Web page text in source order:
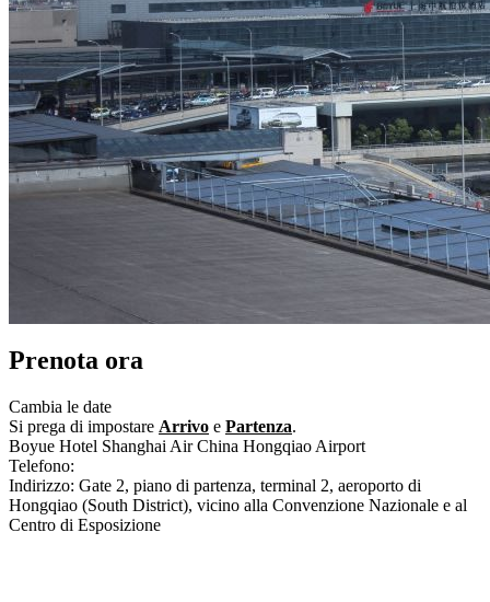
Prenota ora
Cambia le date
Si prega di impostare Arrivo e Partenza.
Boyue Hotel Shanghai Air China Hongqiao Airport
Telefono:
Indirizzo: Gate 2, piano di partenza, terminal 2, aeroporto di
Hongqiao (South District), vicino alla Convenzione Nazionale e al
Centro di Esposizione